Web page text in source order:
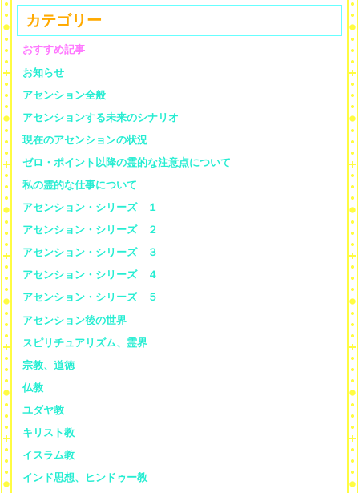
カテゴリー
おすすめ記事
お知らせ
アセンション全般
アセンションする未来のシナリオ
現在のアセンションの状況
ゼロ・ポイント以降の霊的な注意点について
私の霊的な仕事について
アセンション・シリーズ １
アセンション・シリーズ ２
アセンション・シリーズ ３
アセンション・シリーズ ４
アセンション・シリーズ ５
アセンション後の世界
スピリチュアリズム、霊界
宗教、道徳
仏教
ユダヤ教
キリスト教
イスラム教
インド思想、ヒンドゥー教